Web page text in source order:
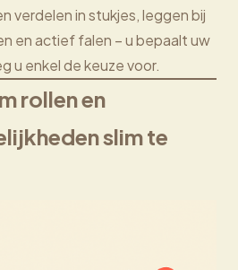
verdelen in stukjes, leggen bij
en actief falen – u bepaalt uw
u enkel de keuze voor.
rollen en
slim te